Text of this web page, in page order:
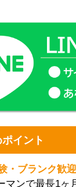
イント
・ブランク歓
マンで最長1ヶ